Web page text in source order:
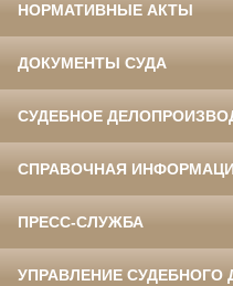
НОРМАТИВНЫЕ АКТЫ
ДОКУМЕНТЫ СУДА
СУДЕБНОЕ
СПРАВОЧНАЯ
ПРЕСС-СЛУЖБА
УПРАВЛЕНИЕ СУДЕБНОГО